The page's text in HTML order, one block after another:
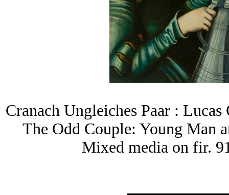
Cranach Ungleiches Paar :
The Odd Couple: Young Man
Mixed media on fir.